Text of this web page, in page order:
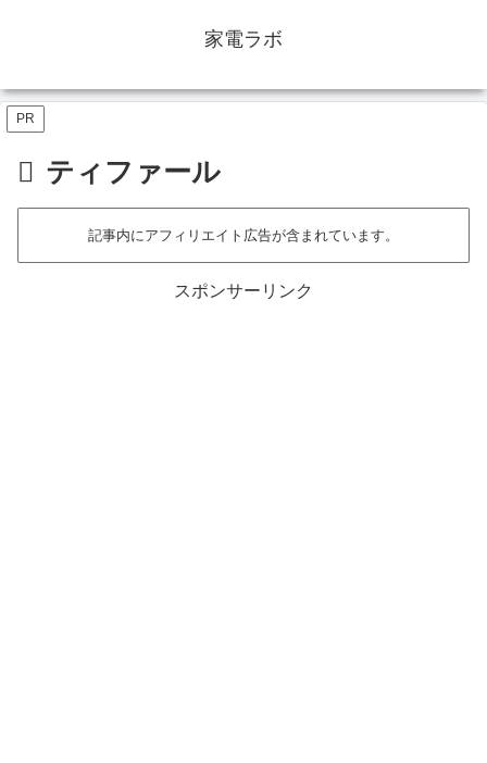
家電ラボ
PR
ティファール
記事内にアフィリエイト広告が含まれています。
スポンサーリンク